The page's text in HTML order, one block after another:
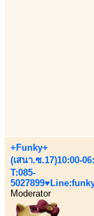
+Funky+
(เสนา.ซ.17)10:00-
T:085-
Moderator